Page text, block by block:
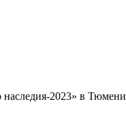
наследия-2023» в Тюмени